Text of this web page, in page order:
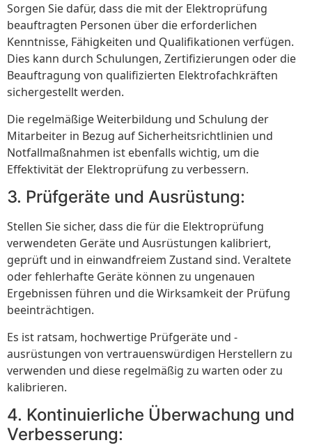
Sorgen Sie dafür, dass die mit der Elektroprüfung
beauftragten Personen über die erforderlichen
Kenntnisse, Fähigkeiten und Qualifikationen verfügen.
Dies kann durch Schulungen, Zertifizierungen oder die
Beauftragung von qualifizierten Elektrofachkräften
sichergestellt werden.
Die regelmäßige Weiterbildung und Schulung der
Mitarbeiter in Bezug auf Sicherheitsrichtlinien und
Notfallmaßnahmen ist ebenfalls wichtig, um die
Effektivität der Elektroprüfung zu verbessern.
3. Prüfgeräte und Ausrüstung:
Stellen Sie sicher, dass die für die Elektroprüfung
verwendeten Geräte und Ausrüstungen kalibriert,
geprüft und in einwandfreiem Zustand sind. Veraltete
oder fehlerhafte Geräte können zu ungenauen
Ergebnissen führen und die Wirksamkeit der Prüfung
beeinträchtigen.
Es ist ratsam, hochwertige Prüfgeräte und -
ausrüstungen von vertrauenswürdigen Herstellern zu
verwenden und diese regelmäßig zu warten oder zu
kalibrieren.
4. Kontinuierliche Überwachung und
Verbesserung: